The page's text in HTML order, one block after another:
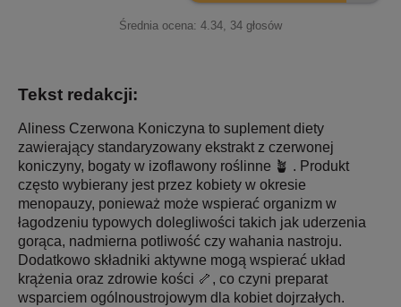
Średnia ocena: 4.34 34 głosów
Tekst redakcji:
Aliness Czerwona Koniczyna to suplement diety
zawierający standaryzowany ekstrakt z czerwonej
koniczyny, bogaty w izoflawony roślinne 🪴 . Produkt
często wybierany jest przez kobiety w okresie
menopauzy, ponieważ może wspierać organizm w
łagodzeniu typowych dolegliwości takich jak uderzenia
gorąca, nadmierna potliwość czy wahania nastroju.
Dodatkowo składniki aktywne mogą wspierać układ
krążenia oraz zdrowie kości 🦴, co czyni preparat
wsparciem ogólnoustrojowym dla kobiet dojrzałych.